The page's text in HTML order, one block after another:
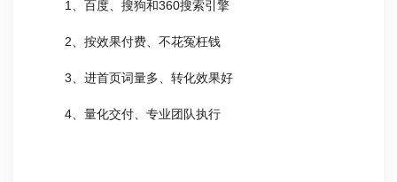
1、百度、搜狗和360搜索引擎
2、按效果付费、不花冤枉钱
3、进首页词量多、转化效果好
4、量化交付、专业团队执行